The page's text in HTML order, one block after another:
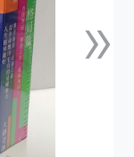
»下一